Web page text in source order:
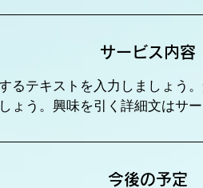
サービス内容
るテキストを入力しましょう
ょう。興味を引く詳細文はサ
今後の予定